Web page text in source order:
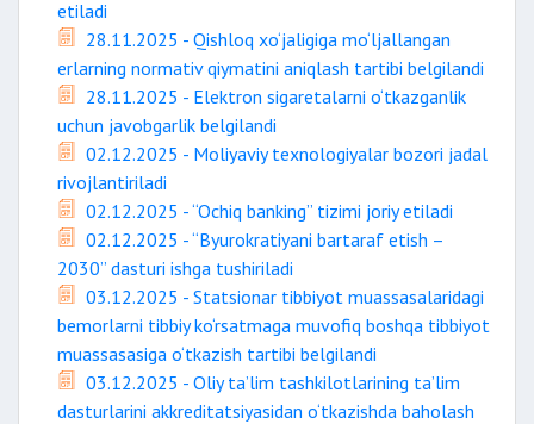
etiladi
28.11.2025 - Qishloq xo‘jaligiga mo‘ljallangan
erlarning normativ qiymatini aniqlash tartibi belgilandi
28.11.2025 - Elektron sigaretalarni o‘tkazganlik
uchun javobgarlik belgilandi
02.12.2025 - Moliyaviy texnologiyalar bozori jadal
rivojlantiriladi
02.12.2025 - “Ochiq banking” tizimi joriy etiladi
02.12.2025 - “Byurokratiyani bartaraf etish –
2030” dasturi ishga tushiriladi
03.12.2025 - Statsionar tibbiyot muassasalaridagi
bemorlarni tibbiy ko‘rsatmaga muvofiq boshqa tibbiyot
muassasasiga o‘tkazish tartibi belgilandi
03.12.2025 - Oliy ta’lim tashkilotlarining ta’lim
dasturlarini akkreditatsiyasidan o‘tkazishda baholash